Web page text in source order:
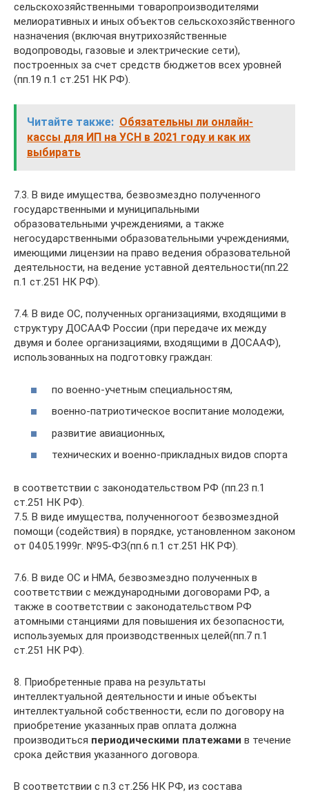
сельскохозяйственными товаропроизводителями
мелиоративных и иных объектов сельскохозяйственного
назначения (включая внутрихозяйственные
водопроводы, газовые и электрические сети),
построенных за счет средств бюджетов всех уровней
(пп.19 п.1 ст.251 НК РФ).
Читайте также: Обязательны ли онлайн-
кассы для ИП на УСН в 2021 году и как их
выбирать
7.3. В виде имущества, безвозмездно полученного
государственными и муниципальными
образовательными учреждениями, а также
негосударственными образовательными учреждениями,
имеющими лицензии на право ведения образовательной
деятельности, на ведение уставной деятельности(пп.22
п.1 ст.251 НК РФ).
7.4. В виде ОС, полученных организациями, входящими в
структуру ДОСААФ России (при передаче их между
двумя и более организациями, входящими в ДОСААФ),
использованных на подготовку граждан:
по военно-учетным специальностям,
военно-патриотическое воспитание молодежи,
развитие авиационных,
технических и военно-прикладных видов спорта
в соответствии с законодательством РФ (пп.23 п.1
ст.251 НК РФ).
7.5. В виде имущества, полученногоот безвозмездной
помощи (содействия) в порядке, установленном законом
от 04.05.1999г. №95-ФЗ(пп.6 п.1 ст.251 НК РФ).
7.6. В виде ОС и НМА, безвозмездно полученных в
соответствии с международными договорами РФ, а
также в соответствии с законодательством РФ
атомными станциями для повышения их безопасности,
используемых для производственных целей(пп.7 п.1
ст.251 НК РФ).
8. Приобретенные права на результаты
интеллектуальной деятельности и иные объекты
интеллектуальной собственности, если по договору на
приобретение указанных прав оплата должна
производиться периодическими платежами в течение
срока действия указанного договора.
В соответствии с п.3 ст.256 НК РФ, из состава